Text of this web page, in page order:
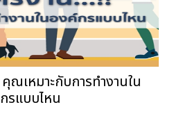
ณเหมาะกับการทำงานใน
รแบบไหน